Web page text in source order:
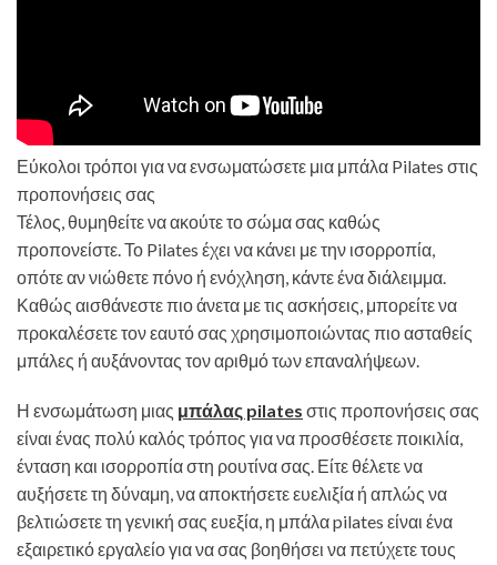
Εύκολοι τρόποι για να ενσωματώσετε μια μπάλα Pilates στις
προπονήσεις σας
Τέλος, θυμηθείτε να ακούτε το σώμα σας καθώς
προπονείστε. Το Pilates έχει να κάνει με την ισορροπία,
οπότε αν νιώθετε πόνο ή ενόχληση, κάντε ένα διάλειμμα.
Καθώς αισθάνεστε πιο άνετα με τις ασκήσεις, μπορείτε να
προκαλέσετε τον εαυτό σας χρησιμοποιώντας πιο ασταθείς
μπάλες ή αυξάνοντας τον αριθμό των επαναλήψεων.
Η ενσωμάτωση μιας μπάλας pilates στις προπονήσεις σας
είναι ένας πολύ καλός τρόπος για να προσθέσετε ποικιλία,
ένταση και ισορροπία στη ρουτίνα σας. Είτε θέλετε να
αυξήσετε τη δύναμη, να αποκτήσετε ευελιξία ή απλώς να
βελτιώσετε τη γενική σας ευεξία, η μπάλα pilates είναι ένα
εξαιρετικό εργαλείο για να σας βοηθήσει να πετύχετε τους